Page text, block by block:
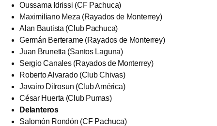
Oussama Idrissi (CF Pachuca)
Maximiliano Meza (Rayados de Monterrey)
Alan Bautista (Club Pachuca)
Germán Berterame (Rayados de Monterrey)
Juan Brunetta (Santos Laguna)
Sergio Canales (Rayados de Monterrey)
Roberto Alvarado (Club Chivas)
Javairo Dilrosun (Club América)
César Huerta (Club Pumas)
Delanteros
Salomón Rondón (CF Pachuca)